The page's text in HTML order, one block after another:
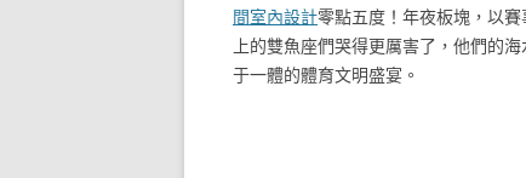
間室內設計零點五度！年夜板塊，以
上的雙魚座們哭得更厲害了，他們的
于一體的體育文明盛宴。